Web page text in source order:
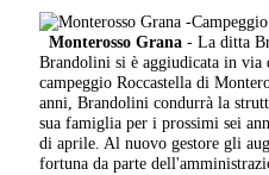
Monterosso Grana - La ditta
Brandolini si è aggiudicata in via
campeggio Roccastella di
anni, Brandolini condurrà la
sua famiglia per i prossimi sei
di aprile. Al nuovo gestore gli
fortuna da parte